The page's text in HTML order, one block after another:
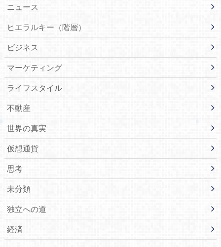
ニュース
ヒエラルキー（階層）
ビジネス
マーケティング
ライフスタイル
不動産
世界の真実
仮想通貨
思考
未分類
独立への道
経済